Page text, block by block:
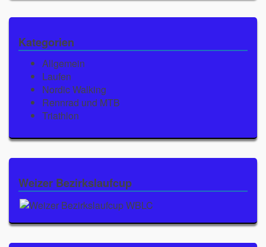
Kategorien
Allgemein
Laufen
Nordic Walking
Rennrad und MTB
Triathlon
Weizer Bezirkslaufcup